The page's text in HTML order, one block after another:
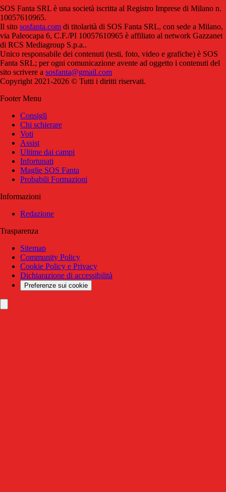
SOS Fanta SRL è una società iscritta al Registro Imprese di Milano n.
10057610965.
Il sito sosfanta.com di titolarità di SOS Fanta SRL, con sede a Milano,
via Paleocapa 6, C.F./PI 10057610965 è affiliato al network Gazzanet
di RCS Mediagroup S.p.a..
Unico responsabile dei contenuti (testi, foto, video e grafiche) è SOS
Fanta SRL; per ogni comunicazione avente ad oggetto i contenuti del
sito scrivere a sosfanta@gmail.com
Copyright 2021-2026 © Tutti i diritti riservati.
Footer Menu
Consigli
Chi schierare
Voti
Assist
Ultime dai campi
Infortunati
Maglie SOS Fanta
Probabili Formazioni
Informazioni
Redazione
Trasparenza
Sitemap
Community Policy
Cookie Policy e Privacy
Dichiarazione di accessibilità
Preferenze sui cookie